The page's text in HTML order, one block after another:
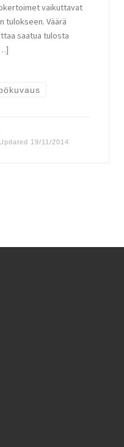
vaikuttavat
tulokseen. Väärä
saatua tulosta
Updated 19/11/2014